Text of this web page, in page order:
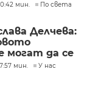
мин. По света
Делчева:
могат да се
мин. У нас